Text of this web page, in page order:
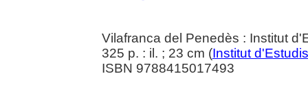
Vilafranca del Penedès : Institut
325 p. : il. ; 23 cm (Institut
ISBN 9788415017493